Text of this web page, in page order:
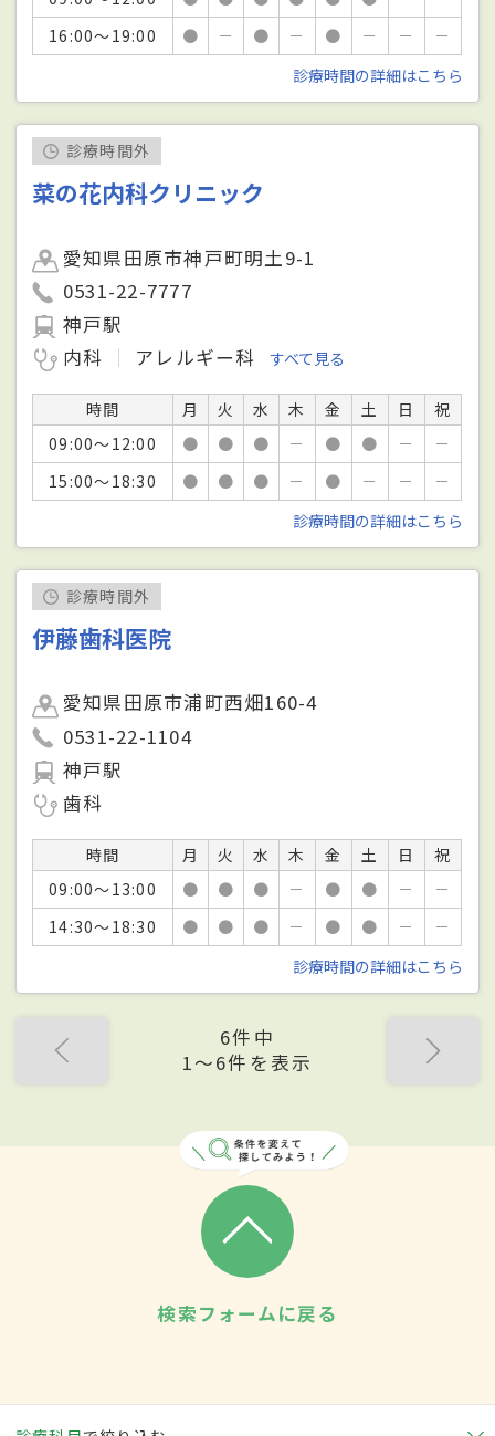
16:00～19:00
● － ● － ● － －
－
診療時間の詳細はこちら
診療時間外
菜の花内科クリニック
愛知県田原市神戸町明土9-1
0531-22-7777
神戸駅
内科
アレルギー科 すべて見る
時間 月 火 水 木 金 土 日
祝
09:00～12:00
● ● ● － ● ● －
－
15:00～18:30
● ● ● － ● － －
－
診療時間の詳細はこちら
診療時間外
伊藤歯科医院
愛知県田原市浦町西畑160-4
0531-22-1104
神戸駅
歯科
時間 月 火 水 木 金 土 日
祝
09:00～13:00
● ● ● － ● ● －
－
14:30～18:30
● ● ● － ● ● －
－
診療時間の詳細はこちら
6件中
1〜6件を表示
検索フォームに戻る